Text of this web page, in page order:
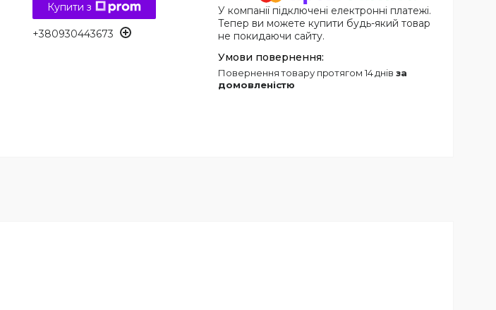
Купити з
+380930443673
У компанії підключені електронні платежі.
Тепер ви можете купити будь-який товар
не покидаючи сайту.
повернення товару протягом 14 днів за
домовленістю